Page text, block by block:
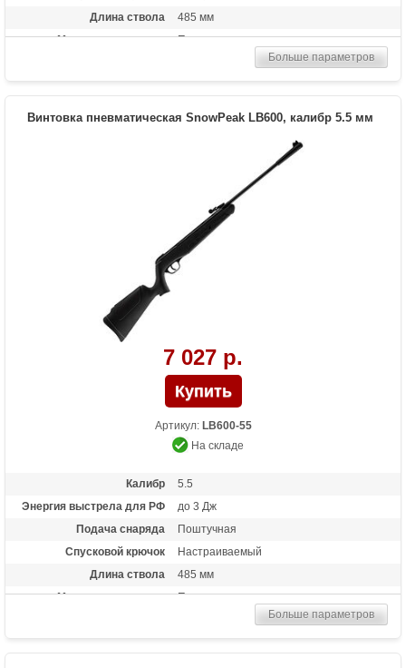
Длина ствола
485 мм
Материал приклада
Пластик
Масса (кг)
2.75
Больше параметров
Винтовка пневматическая SnowPeak LB600, калибр 5.5 мм
7 027 р.
Артикул: LB600-55
На складе
Калибр
5.5
Энергия выстрела для РФ
до 3 Дж
Подача снаряда
Поштучная
Спусковой крючок
Настраиваемый
Длина ствола
485 мм
Материал приклада
Пластик
Масса (кг)
2.75
Больше параметров